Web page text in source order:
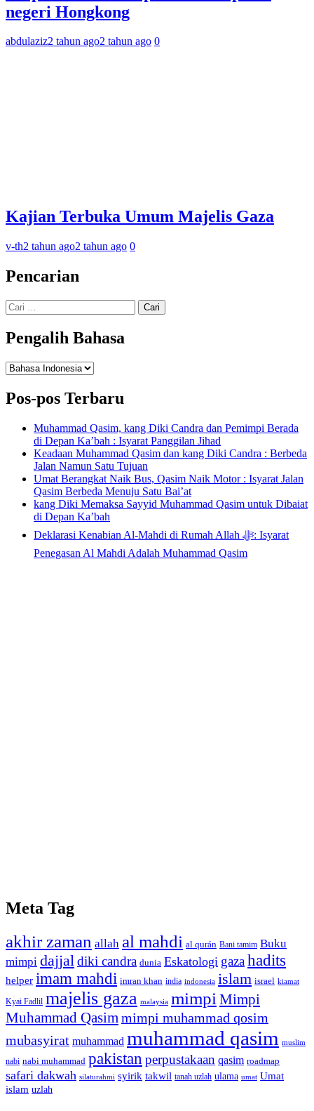
negeri Hongkong
abdulaziz2 tahun ago2 tahun ago 0
Kajian Terbuka Umum Majelis Gaza
v-th2 tahun ago2 tahun ago 0
Pencarian
Cari
untuk:
Pengalih Bahasa
Pengalih
Pos-pos Terbaru
Muhammad Qasim, kang Diki Candra dan Pemimpi Berada
di Depan Ka’bah : Isyarat Panggilan Jihad
Keadaan Muhammad Qasim dan kang Diki Candra : Berbeda
Jalan Namun Satu Tujuan
Umat Berangkat Naik Bus, Qasim Naik Motor : Isyarat Jalan
Qasim Berbeda Menuju Satu Bai’at
kang Diki Memaksa Sayyid Muhammad Qasim untuk Dibaiat
di Depan Ka’bah
Deklarasi Kenabian Al-Mahdi di Rumah Allah ﷻ: Isyarat
Penegasan Al Mahdi Adalah Muhammad Qasim
Meta Tag
akhir zaman allah al mahdi al qurán Bani tamim Buku
mimpi dajjaldiki candra dunia Eskatologi gazahadits
helper imam mahdi imran khan india indonesia islam israel kiamat
Kyai Fadlil majelis gaza malaysia mimpi Mimpi
Muhammad Qasimmimpi muhammad qosim
mubasyirat muhammad muhammad qasim muslim
nabi nabi muhammad pakistan perpustakaan qasim roadmap
safari dakwah silaturahmi syirik takwil tanah uzlah ulama umat Umat
islam uzlah